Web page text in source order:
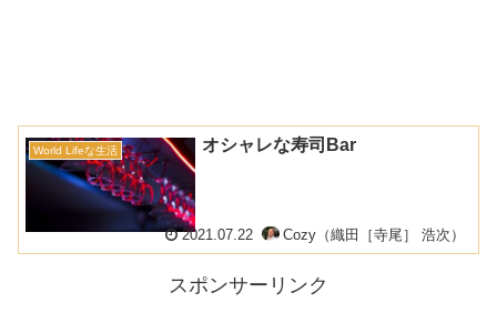
World Lifeな生活 オシャレな寿司Bar
2021.07.22 Cozy（織田［寺尾］ 浩次）
スポンサーリンク